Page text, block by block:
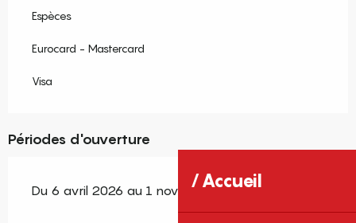
Accueil
Espèces
Eurocard - Mastercard
Visa
Périodes d'ouverture
Du 6 avril 2026 au 1 novembre 2026